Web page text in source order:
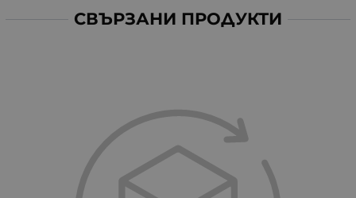
СВЪРЗАНИ ПРОДУКТИ